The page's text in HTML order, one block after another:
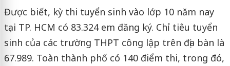
Được biết, kỳ thi tuyển sinh vào lớp 10 năm nay
tại TP. HCM có 83.324 em đăng ký. Chỉ tiêu tuyển
sinh của các trường THPT công lập trên địa bàn là
67.989. Toàn thành phố có 140 điểm thi, trong đó,